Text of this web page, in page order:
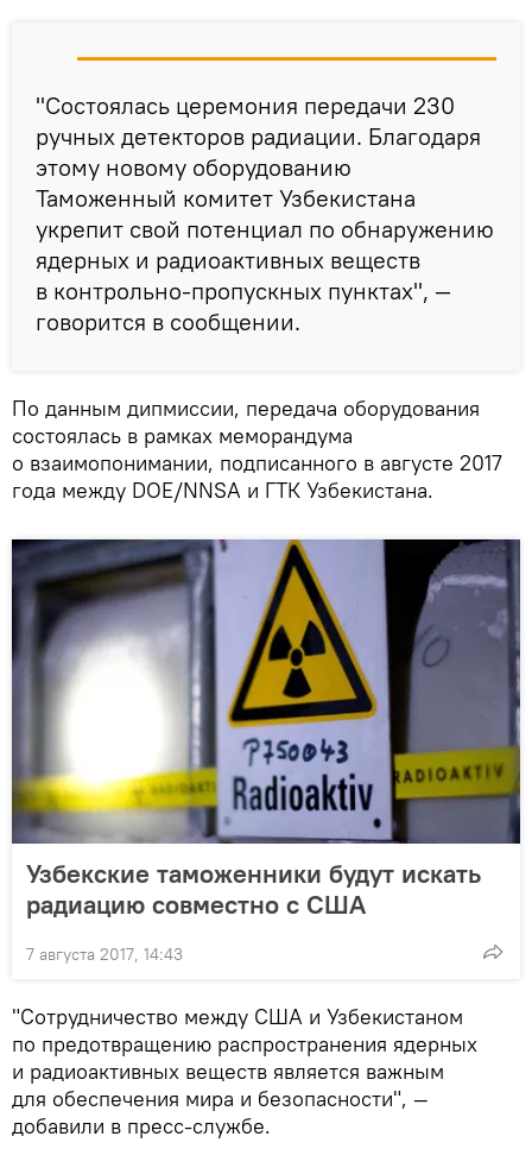
"Состоялась церемония передачи 230
ручных детекторов радиации. Благодаря
этому новому оборудованию
Таможенный комитет Узбекистана
укрепит свой потенциал по обнаружению
ядерных и радиоактивных веществ
в контрольно-пропускных пунктах", —
говорится в сообщении.
По данным дипмиссии, передача оборудования
состоялась в рамках меморандума
о взаимопонимании, подписанного в августе 2017
года между DOE/NNSA и ГТК Узбекистана.
Узбекские таможенники будут искать
радиацию совместно с США
7 августа 2017, 14:43
"Сотрудничество между США и Узбекистаном
по предотвращению распространения ядерных
и радиоактивных веществ является важным
для обеспечения мира и безопасности", —
добавили в пресс-службе.